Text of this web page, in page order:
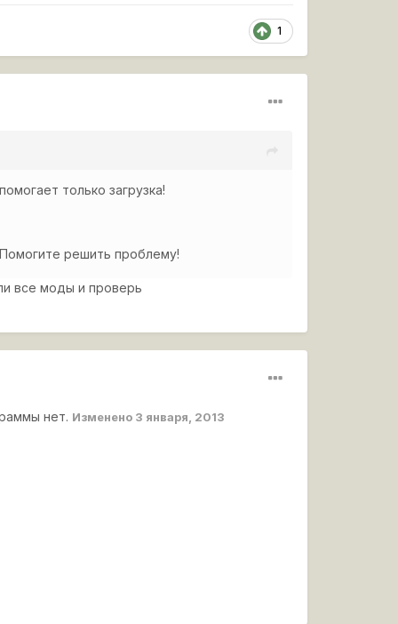
1
только загрузка!
решить проблему!
все моды и проверь
нет. Изменено 3 января, 2013